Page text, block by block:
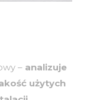
– analizuje
użytych